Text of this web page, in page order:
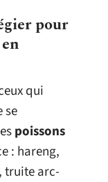
pour
qui
se
poissons
: hareng,
truite arc-